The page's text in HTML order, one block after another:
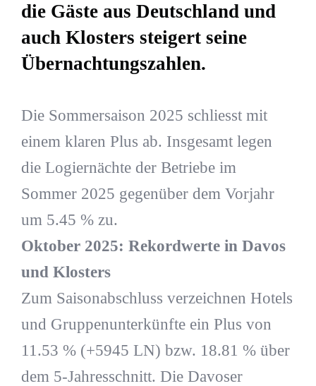
die Gäste aus Deutschland und
auch Klosters steigert seine
Übernachtungszahlen.
Die Sommersaison 2025 schliesst mit
einem klaren Plus ab. Insgesamt legen
die Logiernächte der Betriebe im
Sommer 2025 gegenüber dem Vorjahr
um 5.45 % zu.
Oktober 2025: Rekordwerte in Davos
und Klosters
Zum Saisonabschluss verzeichnen Hotels
und Gruppenunterkünfte ein Plus von
11.53 % (+5945 LN) bzw. 18.81 % über
dem 5-Jahresschnitt. Die Davoser